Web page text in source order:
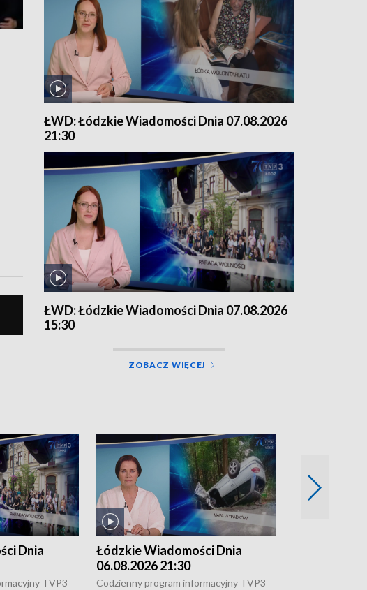
ŁWD: Łódzkie Wiadomości Dnia 07.08.2026
21:30
ŁWD: Łódzkie Wiadomości Dnia 07.08.2026
15:30
ZOBACZ WIĘCEJ
Dnia
TVP3
Łódzkie Wiadomości Dnia
06.08.2026 21:30
Codzienny program informacyjny TVP3